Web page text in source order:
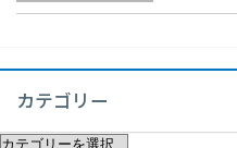
カテゴリー